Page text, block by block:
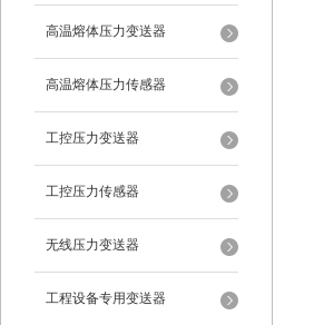
高温熔体压力变送器
高温熔体压力传感器
工控压力变送器
工控压力传感器
无线压力变送器
工程设备专用变送器